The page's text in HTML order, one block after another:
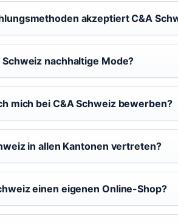
akzeptiert C&A
nachhaltige Mode?
mich bei C&A Schweiz bewerben?
in allen Kantonen vertreten?
einen eigenen Online-Shop?